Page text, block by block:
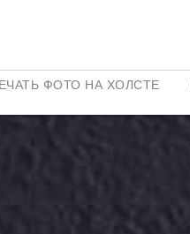
ФОТО НА ХОЛСТЕ